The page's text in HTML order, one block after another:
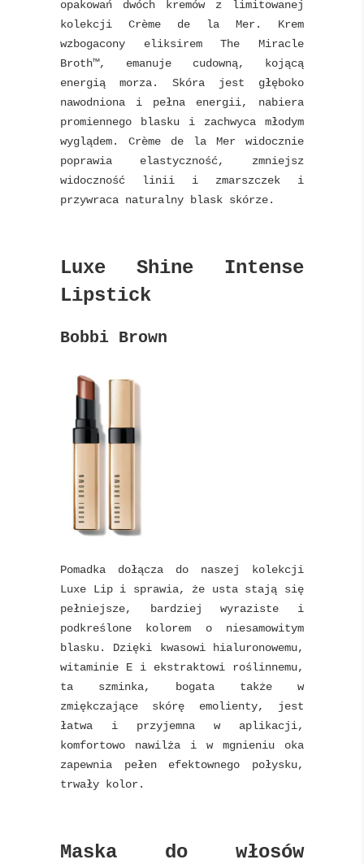
opakowań dwóch kremów z limitowanej
kolekcji Crème de la Mer. Krem
wzbogacony eliksirem The Miracle
Broth™, emanuje cudowną, kojącą
energią morza. Skóra jest głęboko
nawodniona i pełna energii, nabiera
promiennego blasku i zachwyca młodym
wyglądem. Crème de la Mer widocznie
poprawia elastyczność, zmniejsz
widoczność linii i zmarszczek i
przywraca naturalny blask skórze.
Luxe Shine Intense
Lipstick
Bobbi Brown
Pomadka dołącza do naszej kolekcji
Luxe Lip i sprawia, że usta stają się
pełniejsze, bardziej wyraziste i
podkreślone kolorem o niesamowitym
blasku. Dzięki kwasowi hialuronowemu,
witaminie E i ekstraktowi roślinnemu,
ta szminka, bogata także w
zmiękczające skórę emolienty, jest
łatwa i przyjemna w aplikacji,
komfortowo nawilża i w mgnieniu oka
zapewnia pełen efektownego połysku,
trwały kolor.
Maska do włosów